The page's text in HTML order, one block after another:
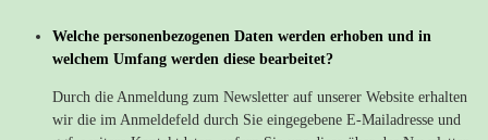
Welche personenbezogenen Daten werden erhoben und in
welchem Umfang werden diese bearbeitet?
Durch die Anmeldung zum Newsletter auf unserer Website erhalten
wir die im Anmeldefeld durch Sie eingegebene E-Mailadresse und